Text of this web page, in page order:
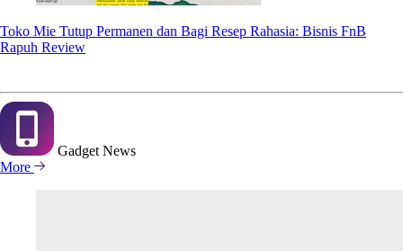
Toko Mie Tutup Permanen dan Bagi Resep Rahasia: Bisnis FnB
Rapuh Review
Gadget News
More